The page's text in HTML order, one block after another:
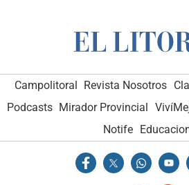
Campolitoral Revista Nosotros
Podcasts Mirador Provincial
Notife